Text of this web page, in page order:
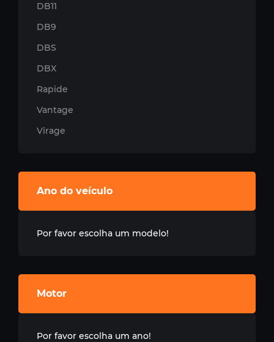
DB11
DB9
DBS
DBX
Rapide
Vantage
Virage
Ano do veículo
Por favor escolha um modelo!
Motor
Por favor escolha um ano!